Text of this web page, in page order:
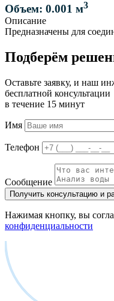
Объем: 0.001 м3
Описание
Предназначены для
Подберём
Оставьте заявку, и наш
бесплатной консультации
в течение 15 минут
Имя
Телефон
Сообщение
Получить консультацию и
Нажимая кнопку, вы
конфиденциальности